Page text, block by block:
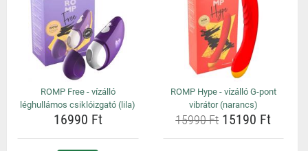
ROMP Free - vízálló
léghullámos csiklóizgató (lila)
16990 Ft
ROMP Hype - vízálló G-pont
vibrátor (narancs)
15990 Ft15190 Ft